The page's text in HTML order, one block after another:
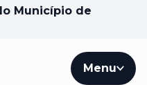
Município de
Menu